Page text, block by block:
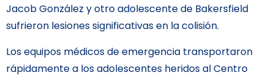
Jacob González y otro adolescente de Bakersfield
sufrieron lesiones significativas en la colisión.
Los equipos médicos de emergencia transportaron
rápidamente a los adolescentes heridos al Centro